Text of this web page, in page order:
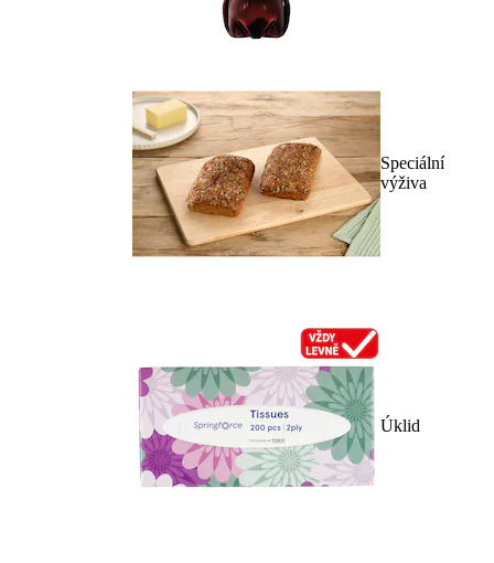
Speciální
výživa
Úklid